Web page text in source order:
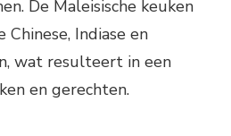
De Maleisische keuken
Indiase en
wat resulteert in een
en gerechten.